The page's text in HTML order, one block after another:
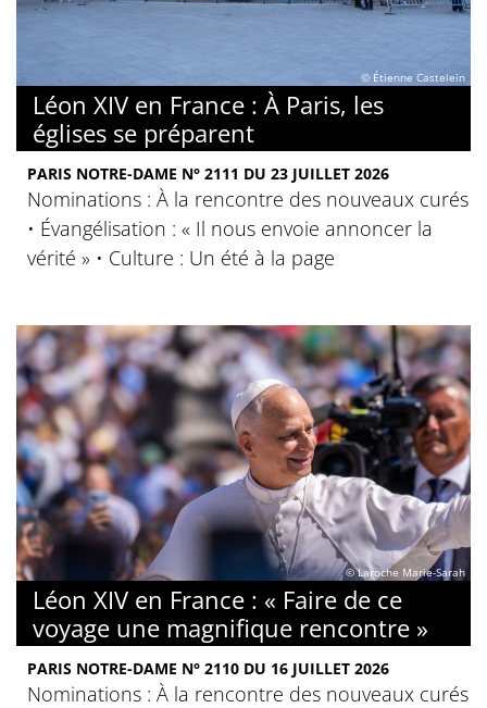
© Étienne Castelein
Léon XIV en France : À Paris, les
églises se préparent
PARIS NOTRE-DAME N° 2111 DU 23 JUILLET 2026
Nominations : À la rencontre des nouveaux curés
• Évangélisation : « Il nous envoie annoncer la
vérité » • Culture : Un été à la page
© Laroche Marie-Sarah
Léon XIV en France : « Faire de ce
voyage une magnifique rencontre »
PARIS NOTRE-DAME N° 2110 DU 16 JUILLET 2026
Nominations : À la rencontre des nouveaux curés